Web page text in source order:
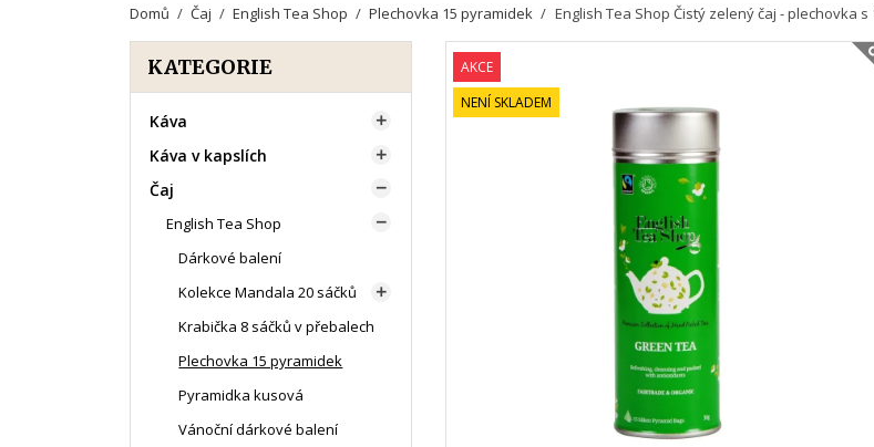
Domů Čaj English Tea Shop Plechovka 15 pyramidek English Tea Shop Čistý zelený čaj - plechovka
KATEGORIE
Káva 
Káva v kapslích 
Čaj 
English Tea Shop 
Dárkové balení
Kolekce Mandala 20 sáčků

Krabička 8 sáčků v přebalech
Plechovka 15 pyramidek
Pyramidka kusová
Vánoční dárkové balení
AKCE
NENÍ SKLADEM